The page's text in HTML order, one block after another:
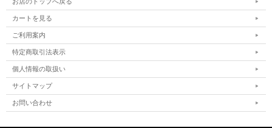
お店のトップへ戻る
カートを見る
ご利用案内
特定商取引法表示
個人情報の取扱い
サイトマップ
お問い合わせ